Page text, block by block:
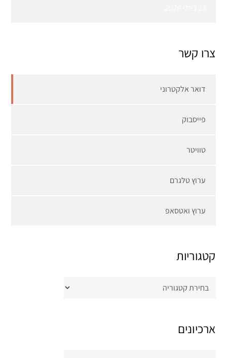
צרו קשר
דואר אלקטרוני
פייסבוק
טוויטר
ערוץ טלגרם
ערוץ ואטסאפ
קטגוריות
קטגוריות
ארכיונים